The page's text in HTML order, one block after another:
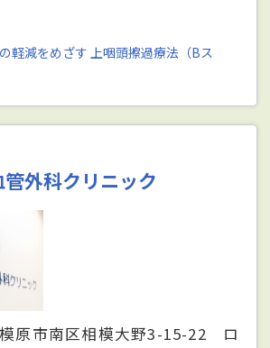
軽減をめざす 上咽頭擦過療法（Bス
外科クリニック
原市南区相模大野3-15-22 ロ